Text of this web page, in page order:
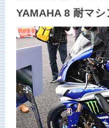
YAMAHA 8 耐マシ